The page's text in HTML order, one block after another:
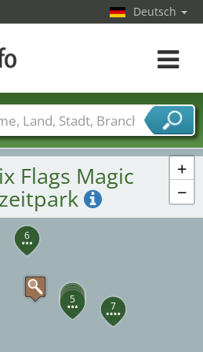
1
2
3
4
5
6
7
+
−
Flags Magic
Deutsch
Toggle
Städte
Branchen